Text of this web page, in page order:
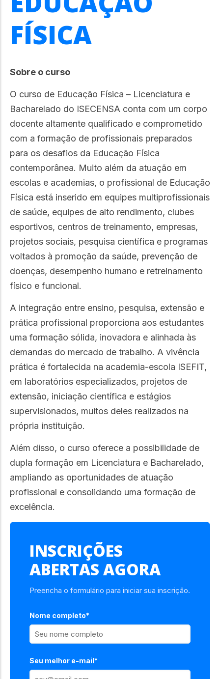
FÍSICA
Sobre o curso
O curso de Educação Física – Licenciatura e
Bacharelado do ISECENSA conta com um corpo
docente altamente qualificado e comprometido
com a formação de profissionais preparados
para os desafios da Educação Física
contemporânea. Muito além da atuação em
escolas e academias, o profissional de Educação
Física está inserido em equipes multiprofissionais
de saúde, equipes de alto rendimento, clubes
esportivos, centros de treinamento, empresas,
projetos sociais, pesquisa científica e programas
voltados à promoção da saúde, prevenção de
doenças, desempenho humano e retreinamento
físico e funcional.
A integração entre ensino, pesquisa, extensão e
prática profissional proporciona aos estudantes
uma formação sólida, inovadora e alinhada às
demandas do mercado de trabalho. A vivência
prática é fortalecida na academia-escola ISEFIT,
em laboratórios especializados, projetos de
extensão, iniciação científica e estágios
supervisionados, muitos deles realizados na
própria instituição.
Além disso, o curso oferece a possibilidade de
dupla formação em Licenciatura e Bacharelado,
ampliando as oportunidades de atuação
profissional e consolidando uma formação de
excelência.
INSCRIÇÕES
ABERTAS AGORA
Preencha o formulário para iniciar sua inscrição.
Nome completo*
Seu melhor e-mail*